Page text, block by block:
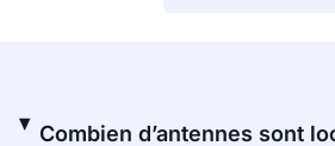
Combien d’antennes sont